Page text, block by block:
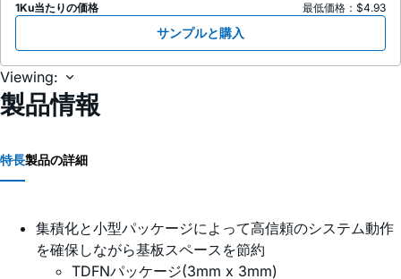
1Ku当たりの価格
最低価格：$4.93
サンプルと購入
Viewing:
製品情報
特長製品の詳細
集積化と小型パッケージによって高信頼のシステム動作
を確保しながら基板スペースを節約
TDFNパッケージ(3mm x 3mm)